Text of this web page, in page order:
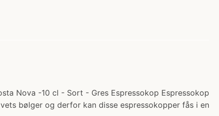
Nova -10 cl - Sort - Gres Espressokop Espressokop
bølger og derfor kan disse espressokopper fås i en